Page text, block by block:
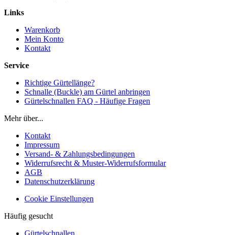
Links
Warenkorb
Mein Konto
Kontakt
Service
Richtige Gürtellänge?
Schnalle (Buckle) am Gürtel anbringen
Gürtelschnallen FAQ - Häufige Fragen
Mehr über...
Kontakt
Impressum
Versand- & Zahlungsbedingungen
Widerrufsrecht & Muster-Widerrufsformular
AGB
Datenschutzerklärung
Cookie Einstellungen
Häufig gesucht
Gürtelschnallen